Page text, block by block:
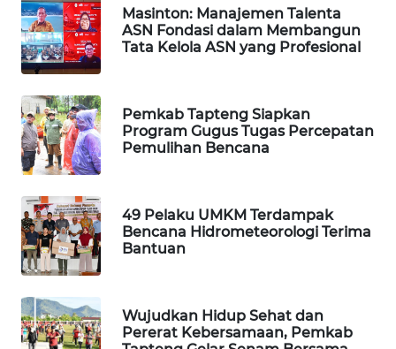
Masinton: Manajemen Talenta
ASN Fondasi dalam Membangun
Tata Kelola ASN yang Profesional
Pemkab Tapteng Siapkan
Program Gugus Tugas Percepatan
Pemulihan Bencana
49 Pelaku UMKM Terdampak
Bencana Hidrometeorologi Terima
Bantuan
Wujudkan Hidup Sehat dan
Pererat Kebersamaan, Pemkab
PORTAL
KONSUMEN
FORWAMKI
ALPERKLINAS
FORJASIDA
TAMBANG
NEWS
SITUNGIR
NEWS